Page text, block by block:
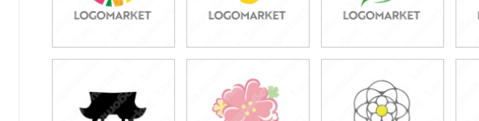
49,800円
(税込54,780円)
49,800円
(税込54,780円)
39,800円
(税込43,780円)